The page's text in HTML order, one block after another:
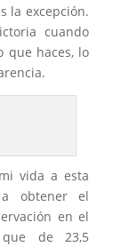
la excepción.
cuando
que haces, lo
vida a esta
obtener el
en el
de 23,5